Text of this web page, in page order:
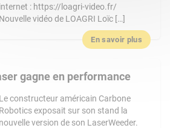
internet : https://loagri-video.fr/
Nouvelle vidéo de LOAGRI Loïc […]
En savoir plus
gagne en performance
Le constructeur américain Carbone
Robotics exposait sur son stand la
nouvelle version de son LaserWeeder.